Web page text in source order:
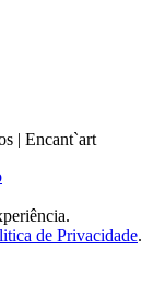
| Encant`art
de Privacidade.